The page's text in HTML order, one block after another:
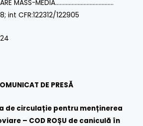
MASS-MEDIA…………………………………
int CFR:122312/122905
DE PRESĂ
de circulație pentru menținerea
– COD ROȘU de caniculă în